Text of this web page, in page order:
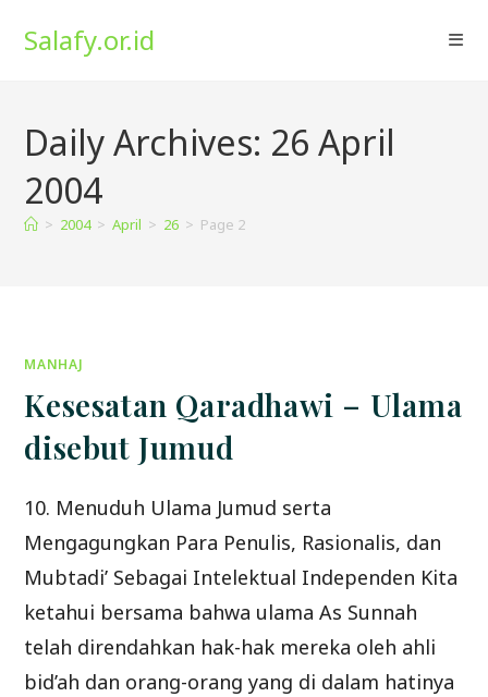
Salafy.or.id
Daily Archives: 26 April
2004
> 2004 > April > 26 > Page 2
MANHAJ
Kesesatan Qaradhawi – Ulama
disebut Jumud
10. Menuduh Ulama Jumud serta
Mengagungkan Para Penulis, Rasionalis, dan
Mubtadi’ Sebagai Intelektual Independen Kita
ketahui bersama bahwa ulama As Sunnah
telah direndahkan hak-hak mereka oleh ahli
bid’ah dan orang-orang yang di dalam hatinya